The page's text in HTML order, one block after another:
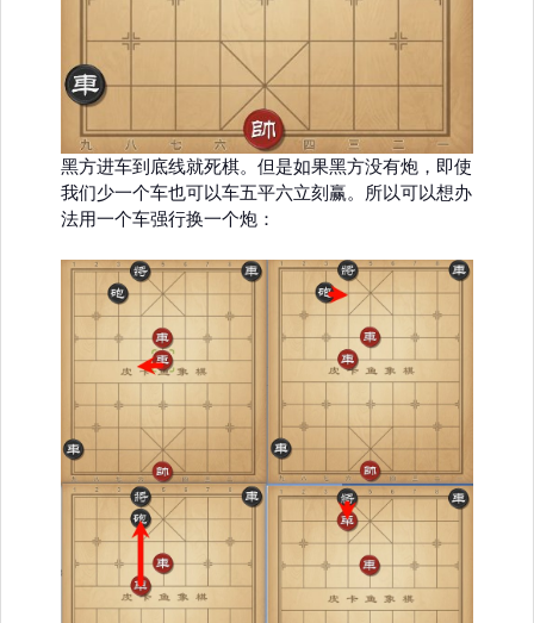
黑方进车到底线就死棋。但是如果黑方没有炮，即使
我们少一个车也可以车五平六立刻赢。所以可以想办
法用一个车强行换一个炮：